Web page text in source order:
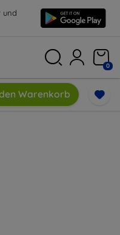
und
0
Warenkorb